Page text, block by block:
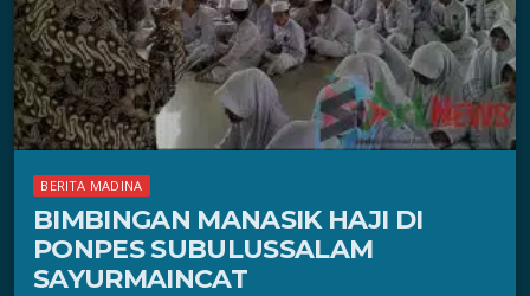
BERITA MADINA
BIMBINGAN MANASIK HAJI DI
PONPES SUBULUSSALAM
SAYURMAINCAT